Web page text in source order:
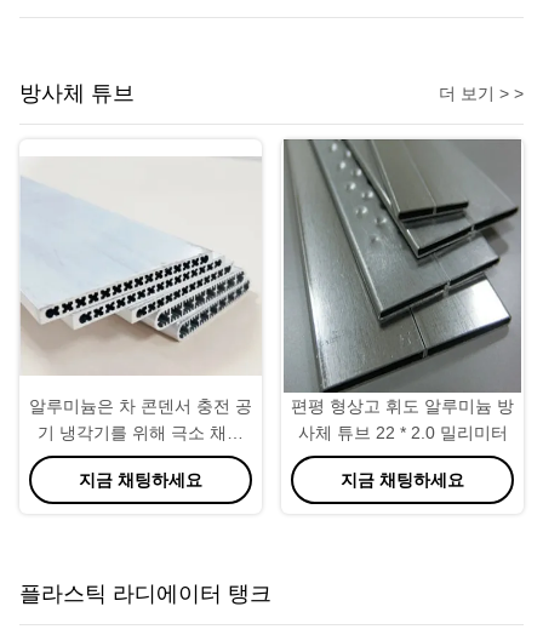
방사체 튜브 더 보기 > >
알루미늄은 차 콘덴서 충전 공
기 냉각기를 위해 극소 채널
튜브 1100년 3003을 밀어냈
습니다
지금 채팅하세요
편평 형상고 휘도 알루미늄 방
사체 튜브 22 * 2.0 밀리미터
지금 채팅하세요
플라스틱 라디에이터 탱크